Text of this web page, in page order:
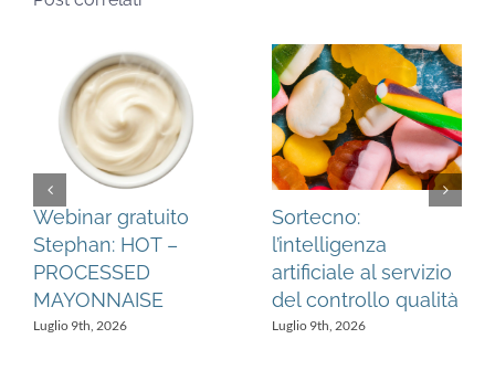
Webinar gratuito
Stephan: HOT –
PROCESSED
MAYONNAISE
Luglio 9th, 2026
Sortecno:
l’intelligenza
artificiale al servizio
del controllo qualità
Luglio 9th, 2026